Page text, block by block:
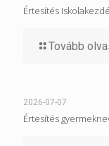
Értesítés
Tovább
2026-07-07
Értesítés